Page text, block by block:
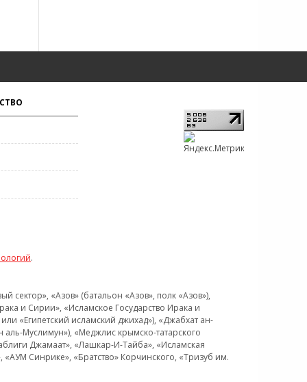
.
«Азов» (батальон «Азов», полк «Азов»),
и Сирии», «Исламское Государство Ирака и
«Египетский исламский джихад»), «Джабхат ан-
Муслимун»), «Меджлис крымско-татарского
Джамаат», «Лашкар-И-Тайба», «Исламская
Синрике», «Братство» Корчинского, «Тризуб им.